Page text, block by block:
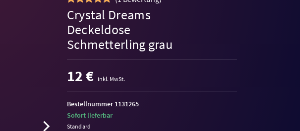
Crystal Dreams
Deckeldose
Schmetterling grau
12 € inkl. MwSt.
Bestellnummer 1131265
Sofort lieferbar
Standard